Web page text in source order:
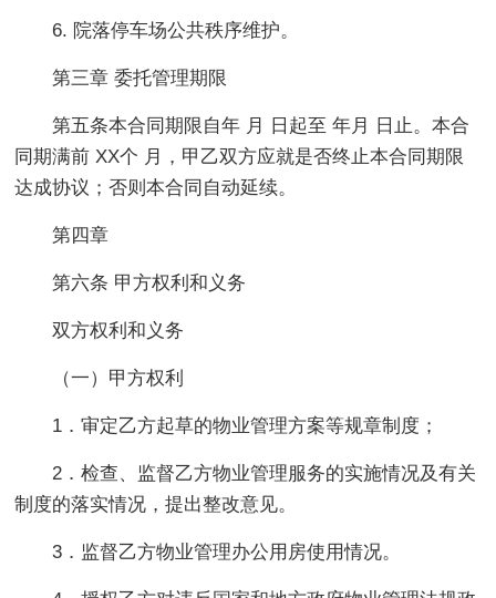
6. 院落停车场公共秩序维护。
第三章 委托管理期限
第五条本合同期限自年 月 日起至 年月 日止。本合
同期满前 XX个 月，甲乙双方应就是否终止本合同期限
达成协议；否则本合同自动延续。
第四章
第六条 甲方权利和义务
双方权利和义务
（一）甲方权利
1．审定乙方起草的物业管理方案等规章制度；
2．检查、监督乙方物业管理服务的实施情况及有关
制度的落实情况，提出整改意见。
3．监督乙方物业管理办公用房使用情况。